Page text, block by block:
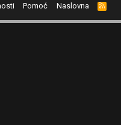
Pomoć Naslovna
R
S
S